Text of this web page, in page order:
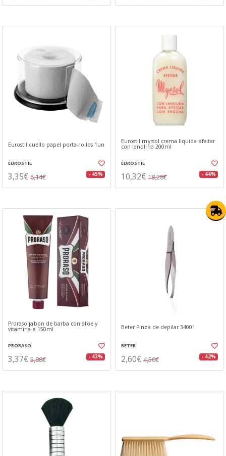
Eurostil cuello papel porta-rollos 1un
EUROSTIL
3,35€ 6,14€ - 45%
Eurostil myrsol crema liquida afeitar
con lanolina 200ml
EUROSTIL
10,32€ 18,28€ - 44%
Proraso jabon de barba con aloe y
vitamina-e 150ml
PRORASO
3,37€ 5,88€ - 43%
Beter Pinza de depilar 34001
BETER
2,60€ 4,50€ - 42%